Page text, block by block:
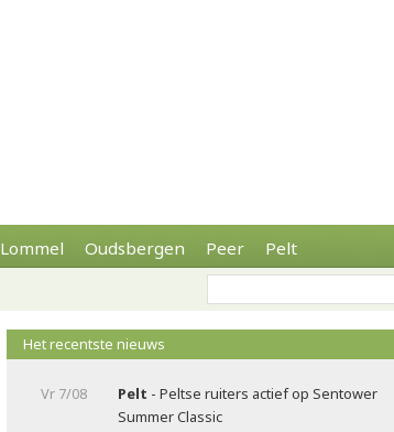
Lommel Oudsbergen Peer Pelt
Het recentste nieuws
Vr 7/08 Pelt - Peltse ruiters actief op Sentower
Summer Classic